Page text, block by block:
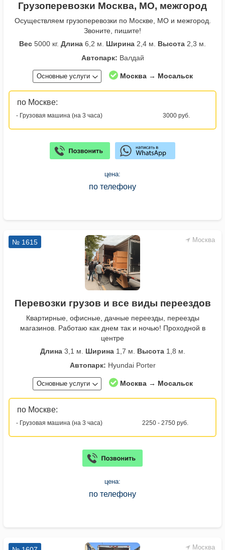
Грузоперевозки Москва, МО, межгород
Осуществляем грузоперевозки по Москве, МО и межгород.
Звоните, пишите!
Вес 5000 кг. Длина 6,2 м. Ширина 2,4 м. Высота 2,3 м.
Автопарк: Валдай
Основные услуги Москва → Мосальск
по Москве:
- Грузовая машина (на 3 часа) 3000 руб.
цена:
по телефону
Москва
№ 1615
Перевозки грузов и все виды переездов
Квартирные, офисные, дачные переезды, переезды
магазинов. Работаю как днем так и ночью! Проходной в
центре
Длина3,1 м. Ширина1,7 м. Высота1,8 м.
Автопарк: Hyundai Porter
Основные услуги Москва → Мосальск
по Москве:
- Грузовая машина (на 3 часа) 2250 - 2750 руб.
цена:
по телефону
Москва